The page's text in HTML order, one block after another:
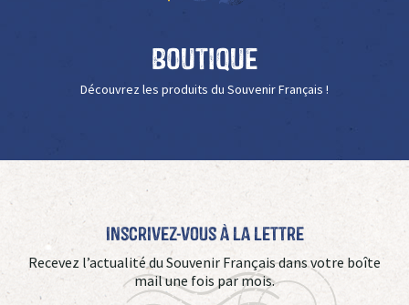
Boutique
Découvrez les produits du Souvenir Français !
Inscrivez-vous à La Lettre
Recevez l’actualité du Souvenir Français dans votre boîte
mail une fois par mois.